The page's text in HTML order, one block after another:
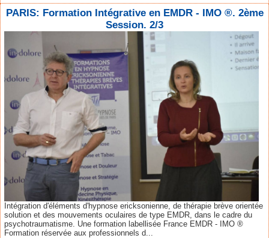
PARIS: Formation Intégrative en EMDR - IMO ®. 2ème
Session. 2/3
Intégration d'éléments d'hypnose ericksonienne, de thérapie brève orientée
solution et des mouvements oculaires de type EMDR, dans le cadre du
psychotraumatisme. Une formation labellisée France EMDR - IMO ®
Formation réservée aux professionnels d...